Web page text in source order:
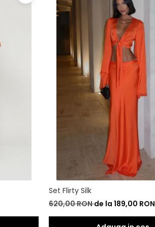
Set Flirty Silk
620,00 RONde la 189,00 RON